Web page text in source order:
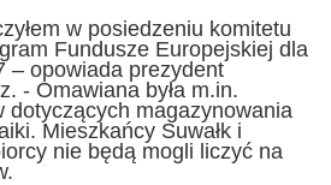
w posiedzeniu komitetu
Fundusze Europejskiej dla
– opowiada prezydent
- Omawiana była m.in.
dotyczących magazynowania
Mieszkańcy Suwałk i
nie będą mogli liczyć na